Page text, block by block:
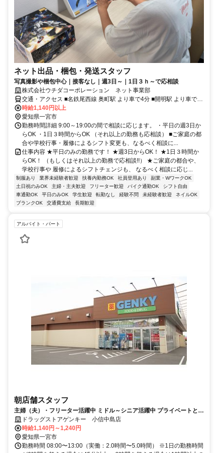
ネット出品・梱包・発送スタッフ
写真撮影や梱包中心｜接客なし｜週3日～｜1日３ｈ～で応相談
株式会社ウチダコーポレーション ネット事業部
交通・アクセス ■名鉄尾西線 奥町駅 より車で4分 ■開明駅 より車で8
分
時給1,140円以上
愛知県一宮市
勤務時間詳細 9:00～19:00の間で相談に応じます。 ・平日の週3日か
らOK ・1日３時間からOK （それ以上の勤務も応相談） ■ご家庭の都
合や学校行事・履修によるシフト変更も、なるべく相談に...
仕事内容 ★平日のみの勤務です！ ★週3日からOK！ ★1日３時間か
らOK！ （もしくはそれ以上の勤務で応相談!!） ★ご家庭の都合や、
学校行事や 履修によるシフトチェンジも、 なるべく相談に応じ...
制服あり 業界未経験者歓迎 扶養内勤務OK 社員登用あり
副業・WワークOK
土日祝のみOK
主婦・主夫歓迎 フリーター歓迎 バイク通勤OK
シフト自由
車通勤OK
平日のみOK 学生歓迎 転勤なし 経験不問 未経験者歓迎
ネイルOK
ブランクOK
交通費支給 長期歓迎
アルバイト・パート
朝店舗スタッフ
主婦（夫）・フリーター活躍中 ミドル～シニア活躍中 プライベートと仕
事の両立をしませんか？？
ドラッグストアゲンキー 小信中島店
時給1,140円～1,240円
愛知県一宮市
勤務時間 08:00〜13:00（実働：2.0時間〜5.0時間） ※1日の勤務時間